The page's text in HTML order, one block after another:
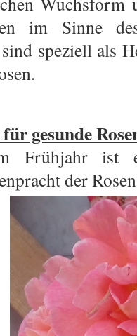
im Sinne
speziell als
gesunde
Frühjahr ist
der